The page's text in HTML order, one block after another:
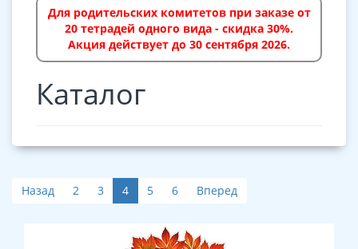
Для родительских комитетов при заказе от
20 тетрадей одного вида - скидка 30%.
Акция действует до 30 сентября 2026.
Каталог
Назад 2 3 4 5 6 Вперед